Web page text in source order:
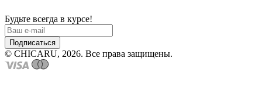
Будьте всегда в курсе!
Подписаться
© CHICARU, 2026. Все права защищены.